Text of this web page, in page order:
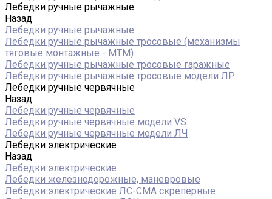
Лебедки ручные рычажные
Назад
Лебедки ручные рычажные
Лебедки ручные рычажные тросовые (механизмы
тяговые монтажные - МТМ)
Лебедки ручные рычажные тросовые гаражные
Лебедки ручные рычажные тросовые модели ЛР
Лебедки ручные червячные
Назад
Лебедки ручные червячные
Лебедки ручные червячные модели VS
Лебедки ручные червячные модели ЛЧ
Лебедки электрические
Назад
Лебедки электрические
Лебедки железнодорожные, маневровые
Лебедки электрические ЛС-СМА скреперные